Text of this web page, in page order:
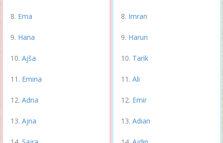
Ema
Hana
Ajša
Emina
Adna
Ajna
Imran
Harun
Tarik
Ali
Emir
Adian